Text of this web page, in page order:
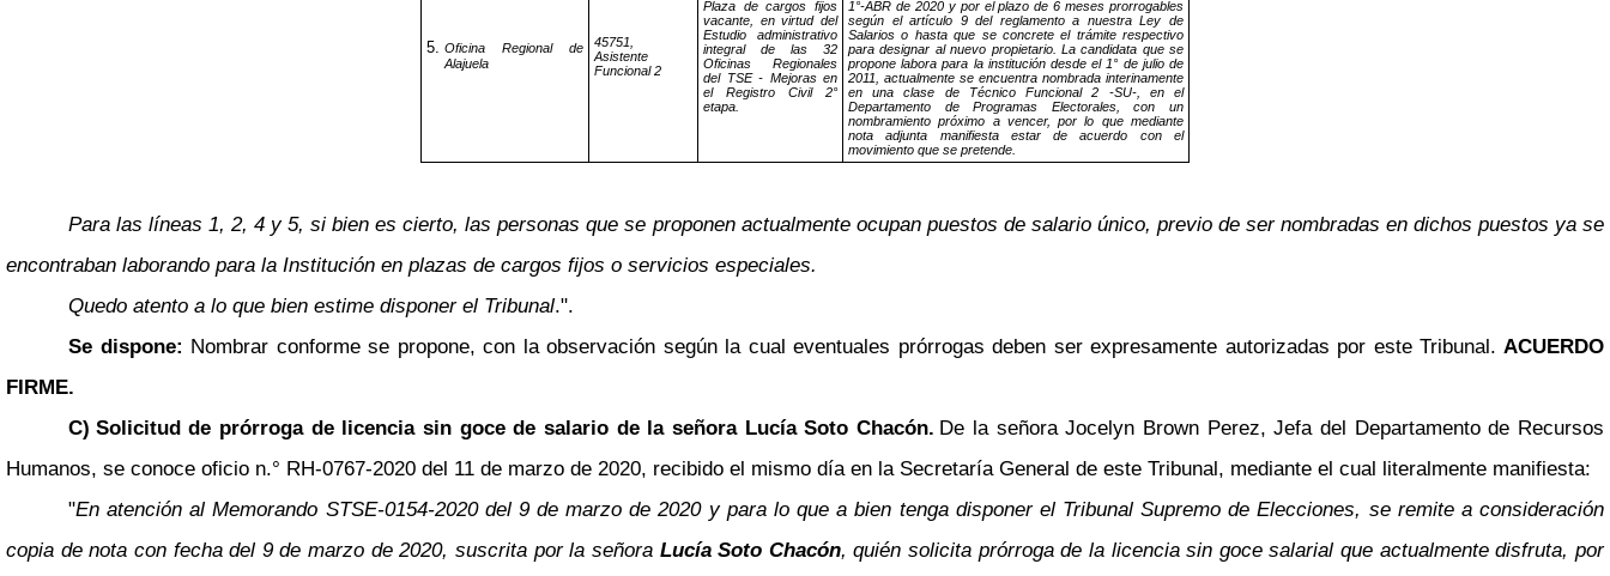
Oficina Regional de
Alajuela
45751,
Asistente
Funcional 2
Plaza de cargos fijos
vacante, en virtud del
Estudio administrativo
integral de las 32
Oficinas Regionales
del TSE - Mejoras en
el Registro Civil 2°
etapa.
1°-ABR de 2020 y por el plazo de 6 meses prorrogables
según el artículo 9 del reglamento a nuestra Ley de
Salarios o hasta que se concrete el trámite respectivo
para designar al nuevo propietario. La candidata que se
propone labora para la institución desde el 1° de julio de
2011, actualmente se encuentra nombrada interinamente
en una clase de Técnico Funcional 2 -SU-, en el
Departamento de Programas Electorales, con un
nombramiento próximo a vencer, por lo que mediante
nota adjunta manifiesta estar de acuerdo con el
movimiento que se pretende.
Para las líneas 1, 2, 4 y 5, si bien es cierto, las personas que se proponen actualmente ocupan puestos de salario único, previo de ser nombradas en dichos puestos ya se
encontraban laborando para la Institución en plazas de cargos fijos o servicios especiales.
Quedo atento a lo que bien estime disponer el Tribunal.".
Se dispone: Nombrar conforme se propone, con la observación según la cual eventuales prórrogas deben ser expresamente autorizadas por este Tribunal. ACUERDO
FIRME.
C) Solicitud de prórroga de licencia sin goce de salario de la señora Lucía Soto Chacón. De la señora Jocelyn Brown Perez, Jefa del Departamento de Recursos
Humanos, se conoce oficio n.° RH-0767-2020 del 11 de marzo de 2020, recibido el mismo día en la Secretaría General de este Tribunal, mediante el cual literalmente manifiesta:
"En atención al Memorando STSE-0154-2020 del 9 de marzo de 2020 y para lo que a bien tenga disponer el Tribunal Supremo de Elecciones, se remite a consideración
copia de nota con fecha del 9 de marzo de 2020, suscrita por la señora Lucía Soto Chacón, quién solicita prórroga de la licencia sin goce salarial que actualmente disfruta, por